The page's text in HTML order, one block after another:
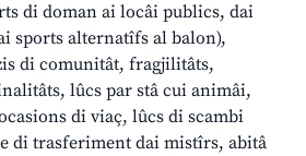
di doman ai locâi publics, dai
sports alternatîfs al balon),
di comunitât, fragjilitâts,
lûcs par stâ cui animâi,
di viaç, lûcs di scambi
di trasferiment dai mistîrs, abitâ